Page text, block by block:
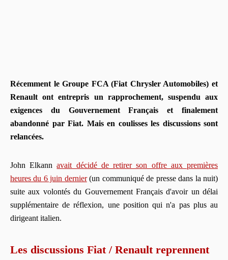
Récemment le Groupe FCA (Fiat Chrysler Automobiles) et
Renault ont entrepris un rapprochement, suspendu aux
exigences du Gouvernement Français et finalement
abandonné par Fiat. Mais en coulisses les discussions sont
relancées.
John Elkannavait décidé de retirer son offre aux premières
heures du 6 juin dernier(un communiqué de presse dans la nuit)
suite aux volontés du Gouvernement Français d'avoir un délai
supplémentaire de réflexion, une position qui n'a pas plus au
dirigeant italien.
Les discussions Fiat / Renault reprennent